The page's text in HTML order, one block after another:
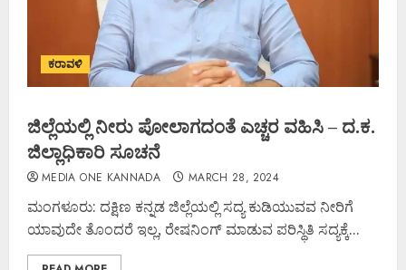
ಕರಾವಳಿ
ಜಿಲ್ಲೆಯಲ್ಲಿ ನೀರು ಪೋಲಾಗದಂತೆ ಎಚ್ಚರ ವಹಿಸಿ – ದ.ಕ.
ಜಿಲ್ಲಾಧಿಕಾರಿ ಸೂಚನೆ
MEDIA ONE KANNADA MARCH 28, 2024
ಮಂಗಳೂರು: ದಕ್ಷಿಣ ಕನ್ನಡ ಜಿಲ್ಲೆಯಲ್ಲಿ ಸದ್ಯ ಕುಡಿಯುವವ ನೀರಿಗೆ
ಯಾವುದೇ ತೊಂದರೆ ಇಲ್ಲ, ರೇಷನಿಂಗ್ ಮಾಡುವ ಪರಿಸ್ಥಿತಿ ಸದ್ಯಕ್ಕೆ...